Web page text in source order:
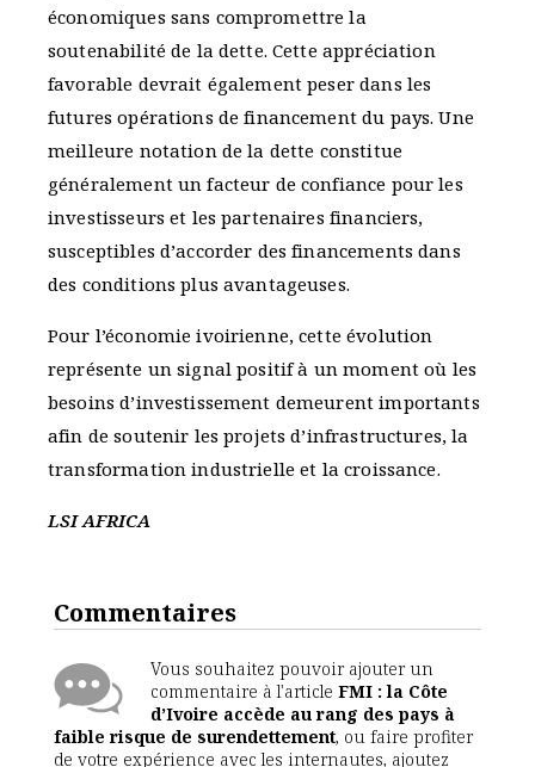
économiques sans compromettre la
soutenabilité de la dette. Cette appréciation
favorable devrait également peser dans les
futures opérations de financement du pays. Une
meilleure notation de la dette constitue
généralement un facteur de confiance pour les
investisseurs et les partenaires financiers,
susceptibles d’accorder des financements dans
des conditions plus avantageuses.
Pour l’économie ivoirienne, cette évolution
représente un signal positif à un moment où les
besoins d’investissement demeurent importants
afin de soutenir les projets d’infrastructures, la
transformation industrielle et la croissance.
LSI AFRICA
Commentaires
Vous souhaitez pouvoir ajouter un
commentaire à l'article FMI : la Côte
d’Ivoire accède au rang des pays à
faible risque de surendettement, ou faire profiter
de votre expérience avec les internautes, ajoutez